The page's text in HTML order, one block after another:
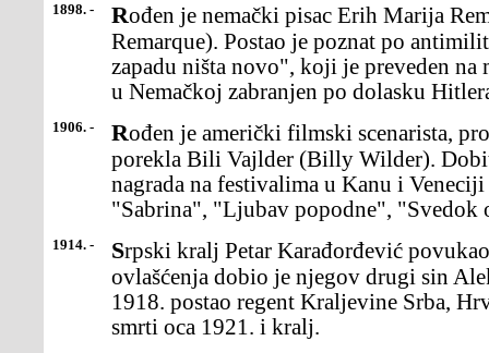
1898. - Rođen je nemački pisac Erih Marija Remark (Erich Maria
Remarque). Postao je poznat po
zapadu ništa novo", koji je preveden
u Nemačkoj zabranjen po dolasku
1906. - Rođen je američki filmski scenarista, producent i režiser austrijskog
porekla Bili Vajlder (Billy Wilder).
nagrada na festivalima u Kanu i
"Sabrina", "Ljubav popodne", "Svedok
1914. - Srpski kralj Petar Karađorđević povukao se s vlasti, a kraljevska
ovlašćenja dobio je njegov drugi sin
1918. postao regent Kraljevine Srba,
smrti oca 1921. i kralj.